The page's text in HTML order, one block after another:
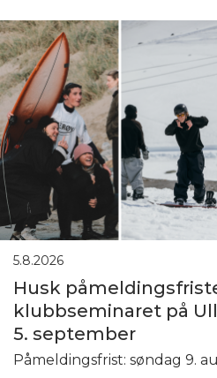
5.8.2026
Husk
klubbseminaret på
5. september
Påmeldingsfrist: søndag 9.